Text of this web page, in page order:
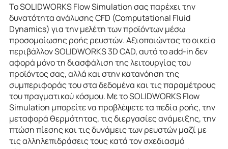
To SOLIDWORKS Flow Simulation σας παρέχει την
δυνατότητα ανάλυσης CFD (Computational Fluid
Dynamics) για την μελέτη των προϊόντων μέσω
προσομοίωσης ροής ρευστών. Αξιοποιώντας το οικείο
περιβάλλον SOLIDWORKS 3D CAD, αυτό το add-in δεν
αφορά μόνο τη διασφάλιση της λειτουργίας του
προϊόντος σας, αλλά και στην κατανόηση της
συμπεριφοράς του στα δεδομένα και τις παραμέτρους
του πραγματικού κόσμου. Με το SOLIDWORKS Flow
Simulation μπορείτε να προβλέψετε τα πεδία ροής, την
μεταφορά θερμότητας, τις διεργασίες ανάμειξης, την
πτώση πίεσης και τις δυνάμεις των ρευστών μαζί με
τις αλληλεπιδράσεις τους κατά τον σχεδιασμό